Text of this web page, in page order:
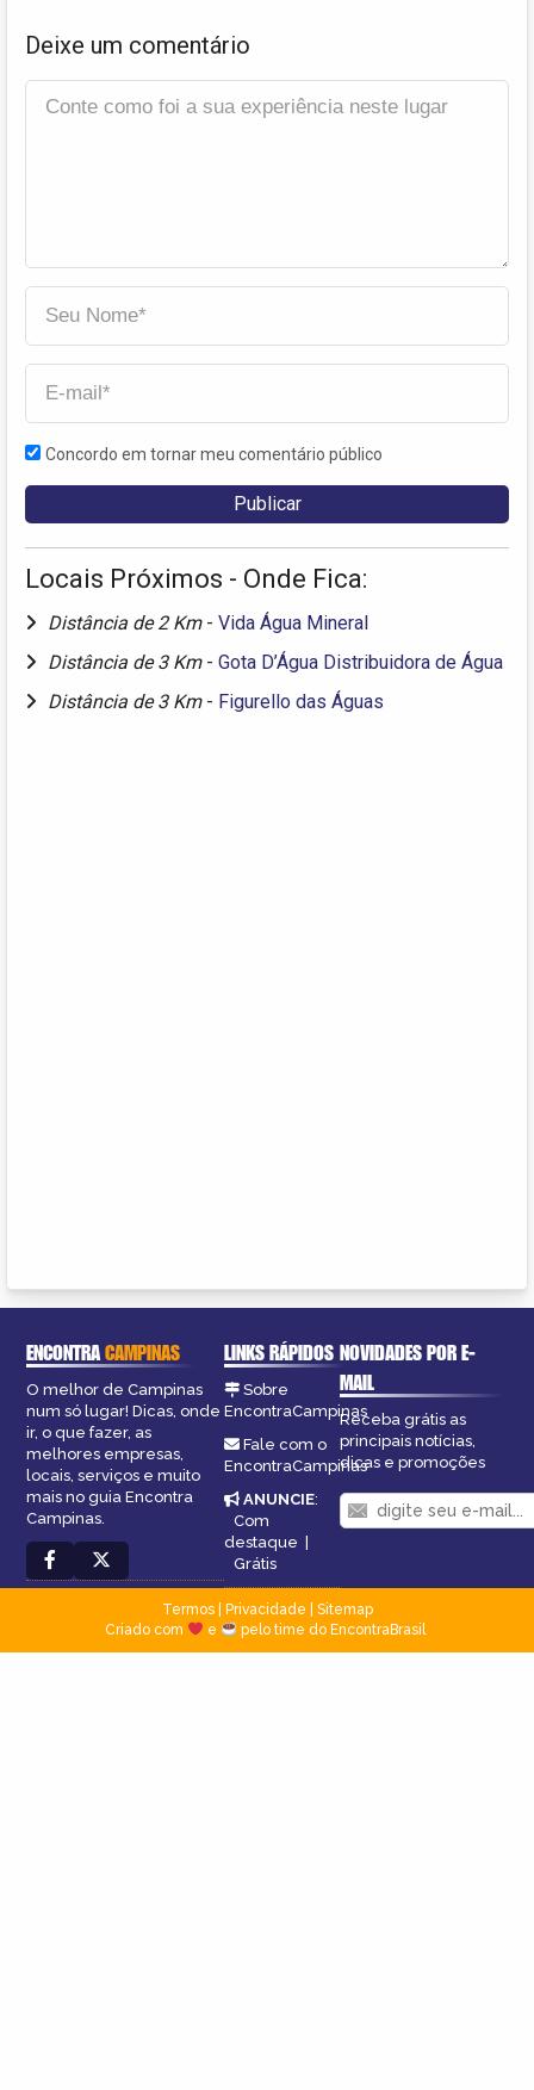
Deixe um comentário
Concordo em tornar meu comentário público
Locais Próximos - Onde Fica:
Distância de 2 Km - Vida Água Mineral
Distância de 3 Km - Gota D’Água Distribuidora de Água
Distância de 3 Km - Figurello das Águas
ENCONTRACAMPINAS
O melhor de Campinas
num só lugar! Dicas, onde
ir, o que fazer, as
melhores empresas,
locais, serviços e muito
mais no guia Encontra
Campinas.
LINKS RÁPIDOS
Sobre
EncontraCampinas
Fale com o
EncontraCampinas
ANUNCIE:
Com
destaque
Grátis
NOVIDADES POR E-
MAIL
Receba grátis as
principais notícias,
dicas e promoções
Termos| Privacidade
Sitemap
Criado com
e pelo time do EncontraBrasil